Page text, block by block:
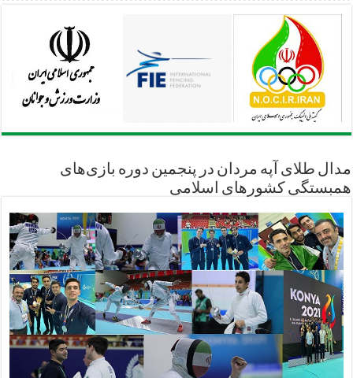
مدال طلای آپه مردان در پنجمین دوره بازی‌های
همبستگی کشورهای اسلامی